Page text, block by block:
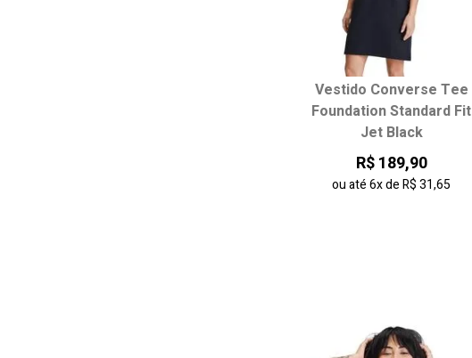
Escolha seu tamanho:
M
Vestido Converse Tee
Foundation Standard Fit
Jet Black
R$ 189,90
ou até6xdeR$ 31,65